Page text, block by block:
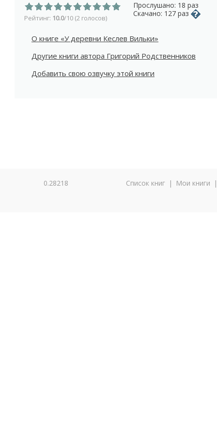
Рейтинг: 10.0/10 (2 голосов)
Прослушано: 18 раз
Скачано: 127 раз
О книге «У деревни Кеслев Вильки»
Другие книги автора Григорий Родственников
Добавить свою озвучку этой книги
0.28218 Список книг | Мои книги |